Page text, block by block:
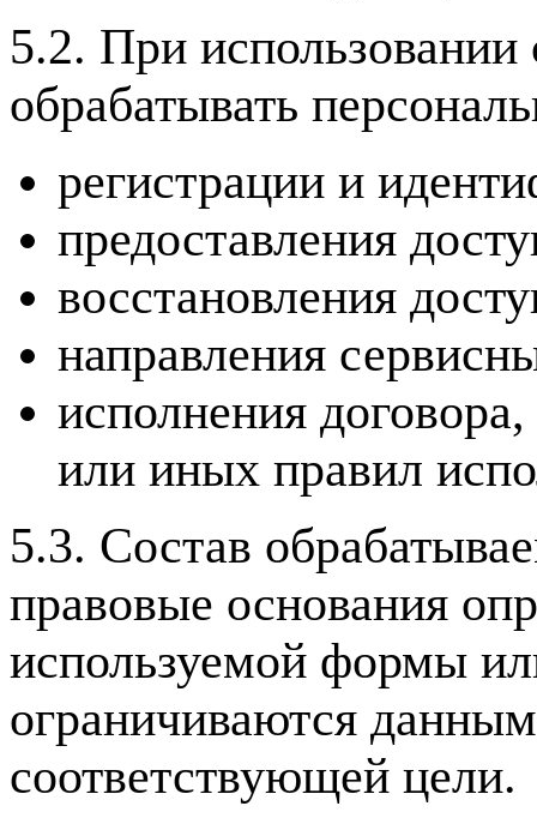
5.2. При
обрабатывать
регистрации и
предоставления
восстановления
направления
исполнения
или иных правил
5.3. Состав
правовые основания
используемой формы
ограничиваются
соответствующей цели.